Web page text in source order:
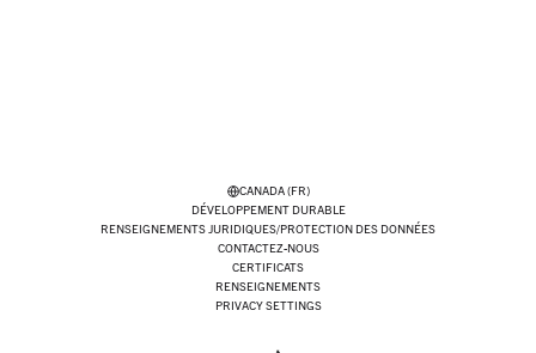
CANADA (FR)
DÉVELOPPEMENT DURABLE
RENSEIGNEMENTS JURIDIQUES/PROTECTION DES DONNÉES
CONTACTEZ-NOUS
CERTIFICATS
RENSEIGNEMENTS
PRIVACY SETTINGS